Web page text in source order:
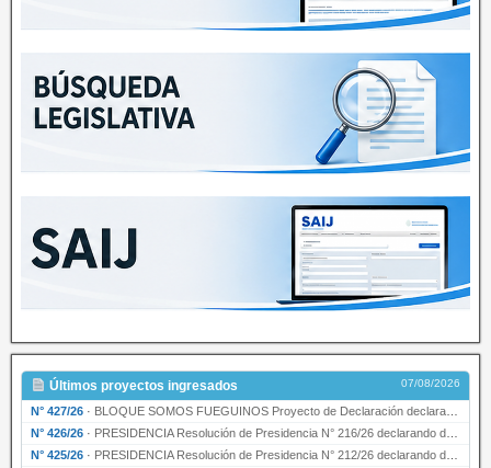
Últimos proyectos ingresados 07/08/2026
N° 427/26 · BLOQUE SOMOS FUEGUINOS Proyecto de Declaración declarando de interés provincial PRESIDENCI…
N° 426/26 · PRESIDENCIA Resolución de Presidencia N° 216/26 declarando de interés provincial la labor …
N° 425/26 · PRESIDENCIA Resolución de Presidencia N° 212/26 declarando de interés provincial el “50° A…